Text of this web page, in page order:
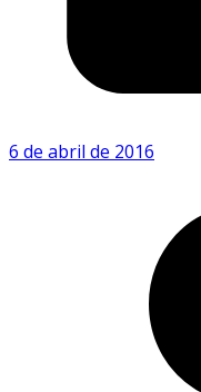
6 de abril de 2016